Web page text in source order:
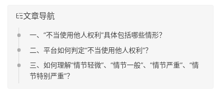
文章导航
一、“不当使用他人权利”具体包括哪些情形？
二、平台如何判定“不当使用他人权利”？
三、如何理解“情节轻微”、“情节一般”、“情节严重”、“情
节特别严重”？